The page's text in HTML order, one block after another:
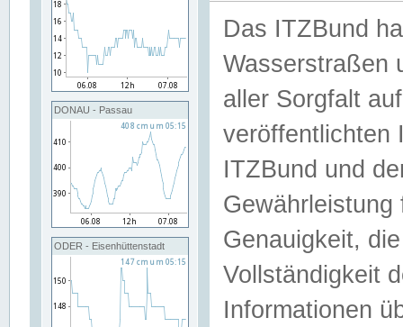
DONAU - Passau
ODER - Eisenhüttenstadt
Das ITZBund
Wasserstraßen
aller Sorgfalt
veröffentlichten
ITZBund und
Genauigkeit,
Vollständigkeit
Informationen